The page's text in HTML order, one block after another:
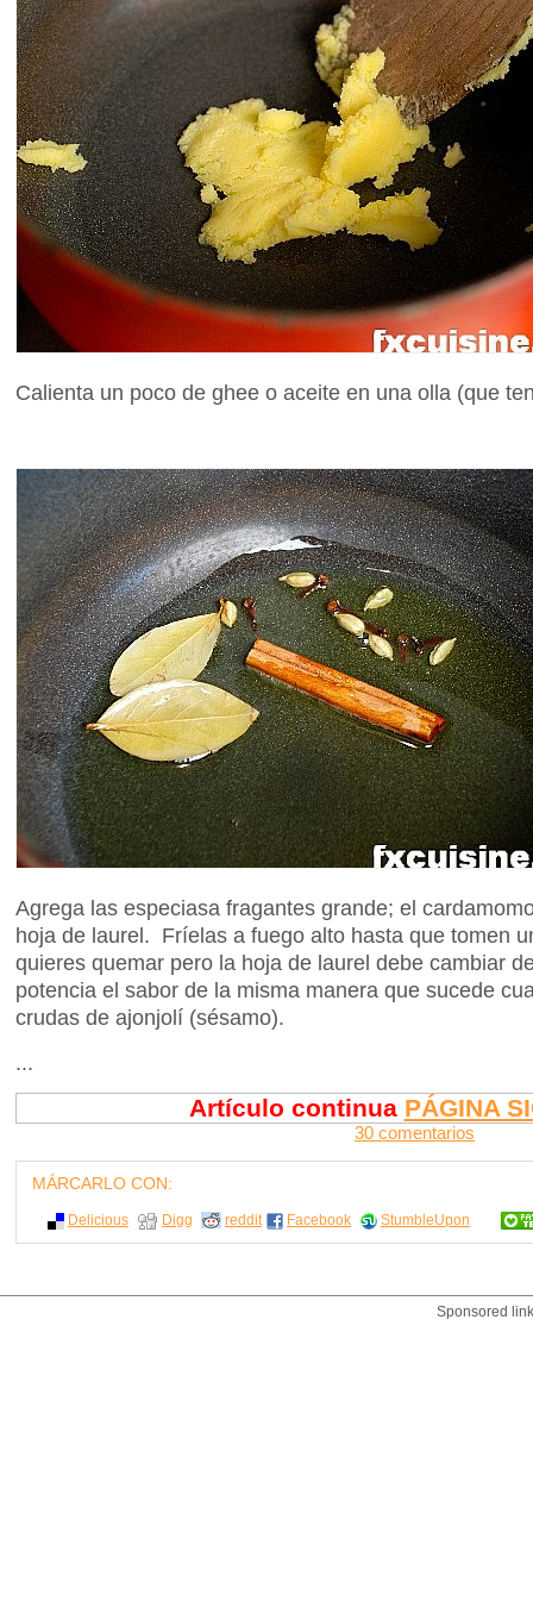
Calienta un poco de ghee o aceite en una olla (que
Agrega las especiasa fragantes grande; el
hoja de laurel. Fríelas a fuego alto hasta que tomen
quieres quemar pero la hoja de laurel debe cambiar
potencia el sabor de la misma manera que sucede
crudas de ajonjolí (sésamo).
...
Artículo continua PÁGINA
30 comentarios
MÁRCARLO CON:
Delicious Digg reddit Facebook StumbleUpon
Sponsored